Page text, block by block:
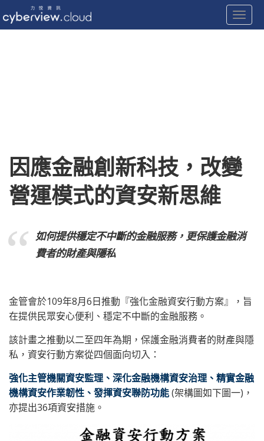
因應金融創新科技，改變
營運模式的資安新思維
如何提供穩定不中斷的金融服務，更保護金融消
費者的財產與隱私
金管會於109年8月6日推動『強化金融資安行動方案』，旨
在提供民眾安心便利、穩定不中斷的金融服務。
該計畫之推動以二至四年為期，保護金融消費者的財產與隱
私，資安行動方案從四個面向切入：
強化主管機關資安監理、深化金融機構資安治理、精實金融
機構資安作業韌性、發揮資安聯防功能(架構圖如下圖一)，
亦提出36項資安措施。